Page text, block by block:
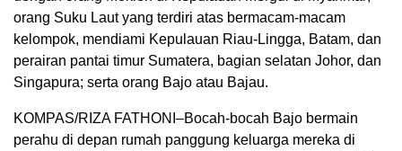
orang Suku Laut yang terdiri atas bermacam-macam
kelompok, mendiami Kepulauan Riau-Lingga, Batam, dan
perairan pantai timur Sumatera, bagian selatan Johor, dan
Singapura; serta orang Bajo atau Bajau.
KOMPAS/RIZA FATHONI–Bocah-bocah Bajo bermain
perahu di depan rumah panggung keluarga mereka di